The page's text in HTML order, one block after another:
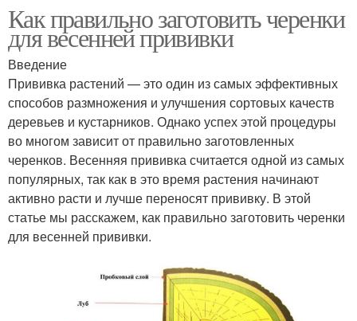
Как правильно заготовить черенки
для весенней прививки
Введение
Прививка растений — это один из самых эффективных
способов размножения и улучшения сортовых качеств
деревьев и кустарников. Однако успех этой процедуры
во многом зависит от правильно заготовленных
черенков. Весенняя прививка считается одной из самых
популярных, так как в это время растения начинают
активно расти и лучше переносят прививку. В этой
статье мы расскажем, как правильно заготовить черенки
для весенней прививки.